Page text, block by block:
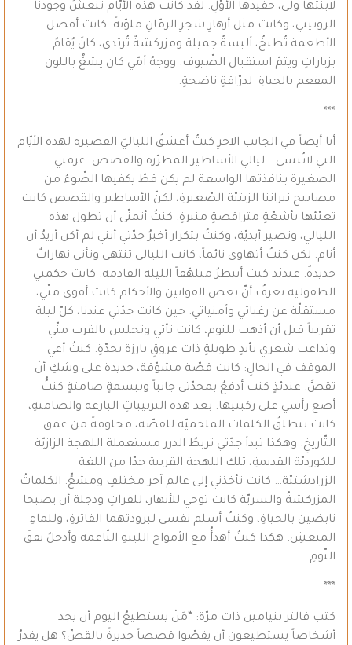
لابنتها ولي، حفيدها الأوّلِ. لقد كانت هذه الأيّام تنعشُ وجودنا
الروتيني، وكانت مثل أزهارِ شجرِ الرمّانِ ملوّنةً. كانت أفضل
الأطعمة تُطبخُ، ألبسةٌ جميلة ومزركشةٌ تُرتدى، كانَ يُقامُ
بزياراتٍ ويتمّ استقبال الضّيوف. ووجهُ أمّي كان يشعُّ باللون
المفعم بالحياةِ لدرّاقةٍ ناضجةٍ.
***
أنا أيضاً في الجانب الآخرِ كنتُ أعشقُ اللياليَ القصيرة لهذه الأيّام
التي لاتُنسى… ليالي الأساطير المطرّزة والقصص. غرفتي
الصغيرة بنافذتها الواسعة لم يكن قطّ يكفيها الضّوءُ من
مصابيح نيراننا الزيتيّة الصّغيرةِ، لكنّ الأساطير والقصص كانت
تعبّئها بأشعّةٍ متراقصةٍ منيرةٍ. كنتُ أتمنّى أن تطول هذه
الليالي، وتصير أبديّة، وكنتُ بتكرار أخبرُ جدّتي أنني لم أكن أريدُ أن
أنام. لكن كنتُ أتهاوى نائماً، كانت الليالي تنتهي وتأتي نهاراتٌ
جديدةٌ. عندئذ كنت أنتظرُ متلهّفاً الليلة القادمة. كانت حكمتي
الطفولية تعرفُ أنّ بعض القوانين والأحكام كانت أقوى منّي،
مستقلّة عن رغباتي وأمنياتي. حين كانت جدّتي عندنا، كلّ ليلة
تقريباً قبل أن أذهب للنوم، كانت تأتي وتجلس بالقرب منّي
وتداعب شعري بأيدٍ طويلةٍ ذات عروقٍ بارزة بحدّةٍ. كنتُ أعي
الموقف في الحالِ: كانت قصّة مشوّقة، جديدة على وشكِ أنْ
تقصَّ. عندئذٍ كنت أدفعُ بمخدّتي جانباً وببسمةٍ صامتةٍ كنتُُ
أضع رأسي على ركبتيها. بعد هذه الترتيباتِ البارعة والصامتةِ،
كانت تنطلقُ الكلمات الملحميّة للقصّة، مخلوقةً من عمق
التّاريخِ. وهكذا تبدأ جدّتي تربطُ الدرر مستعملة اللهجة الزازيّة
للكورديّة القديمةِ، تلك اللهجة القريبة جدّا من اللغة
الزرادشتيّة… كانت تأخذني إلى عالم آخر مختلفٍ ومشعٍّ. الكلماتُ
المزركشةُ والسريّة كانت توحي للأنهار، للفراتِ ودجلة أن يصبحا
نابضين بالحياةِ، وكنتُ أسلم نفسي لبرودتهما الفاترةِ، وللماءِ
المنعشِ. هكذا كنتُ أهدأُ مع الأمواج اللينةِ النّاعمة وأدخلُ نفقَ
النّومِ…
***
كتب فالتر بنيامين ذات مرّة: “مَنْ يستطيعُ اليوم أن يجد
أشخاصاً يستطيعون أن يقصّوا قصصاً جديرةً بالقصِّ؟ هل يقدرُ